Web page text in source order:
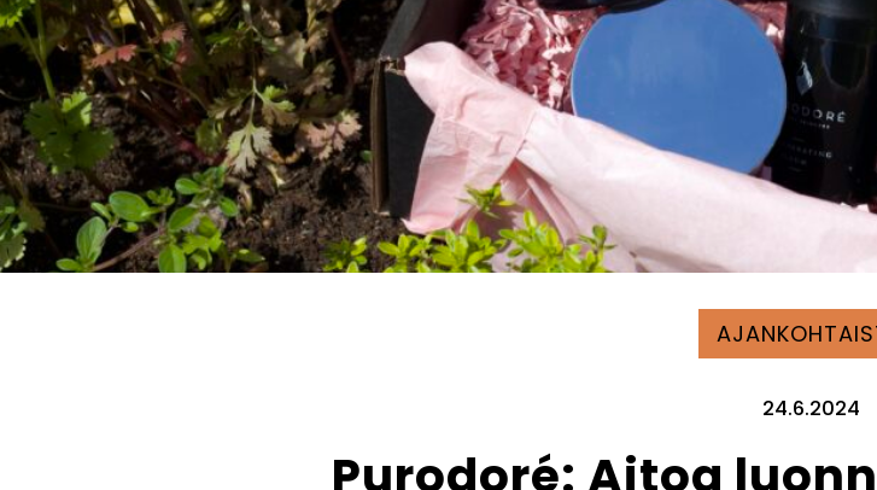
24.6.2024
Purodoré: Aitoa